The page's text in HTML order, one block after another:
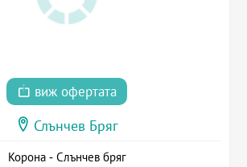
виж офертата
Слънчев Бряг
Корона - Слънчев бряг